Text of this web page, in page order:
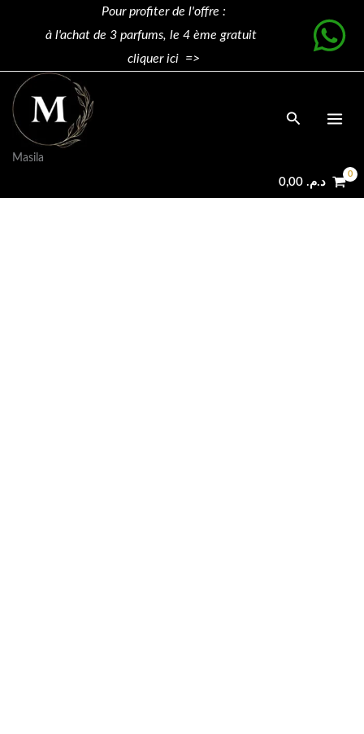
Pour profiter de l'offre :
à l'achat de 3 parfums, le 4 ème gratuit
cliquer ici =>
Masila
Rechercher
د.م.
Original
price
Current
price
is:
Ford
Fabulous
100ml
quantity